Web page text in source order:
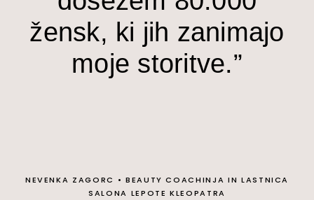
žensk, ki jih zanimajo
moje storitve.”
NEVENKA ZAGORC • BEAUTY COACHINJA IN LASTNICA
SALONA LEPOTE KLEOPATRA